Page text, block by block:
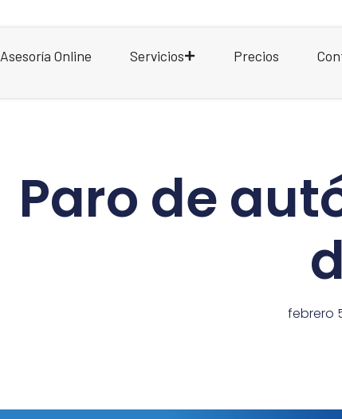
Asesoría Online Servicios Precios
Paro de
febrero